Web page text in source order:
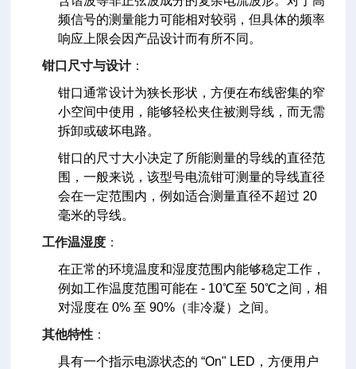
频信号的测量能力可能相对较弱，但具体的频率
响应上限会因产品设计而有所不同。
钳口尺寸与设计：
钳口通常设计为狭长形状，方便在布线密集的窄
小空间中使用，能够轻松夹住被测导线，而无需
拆卸或破坏电路。
钳口的尺寸大小决定了所能测量的导线的直径范
围，一般来说，该型号电流钳可测量的导线直径
会在一定范围内，例如适合测量直径不超过 20
毫米的导线。
工作温湿度 ：
在正常的环境温度和湿度范围内能够稳定工作，
例如工作温度范围可能在 - 10℃至 50℃之间，相
对湿度在 0% 至 90%（非冷凝）之间。
其他特性 ：
具有一个指示电源状态的 “On" LED，方便用户